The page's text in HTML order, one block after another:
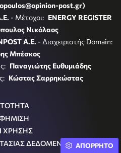
post.gr)
- Μέτοχοι: ENERGY REGISTER
Νικόλαος
A.E. - Διαχειριστής Domain:
Μπέσκος
Παναγιώτης Ευθυμιάδης
Κώστας Σαρρηκώστας
ΧΡΗΣΗΣ
ΔΕΔΟΜΕΝΩΝ ΑΠΟΡΡΗΤΟ